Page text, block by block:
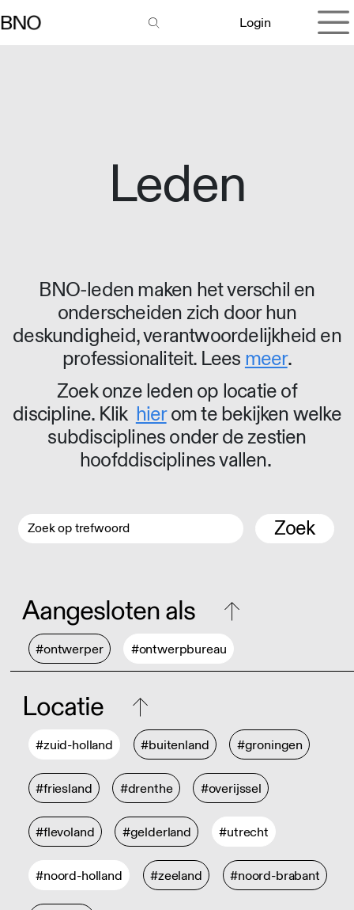
Login
Leden
BNO-leden maken het verschil en
onderscheiden zich door hun
deskundigheid, verantwoordelijkheid en
professionaliteit. Lees meer.
Zoek onze leden op locatie of
discipline. Klik hierom te bekijken welke
subdisciplines onder de zestien
hoofddisciplines vallen.
Zoek
Aangesloten als
#ontwerper #ontwerpbureau
Locatie
#zuid-holland #buitenland #groningen
#friesland #drenthe #overijssel
#flevoland #gelderland #utrecht
#noord-holland #zeeland #noord-brabant